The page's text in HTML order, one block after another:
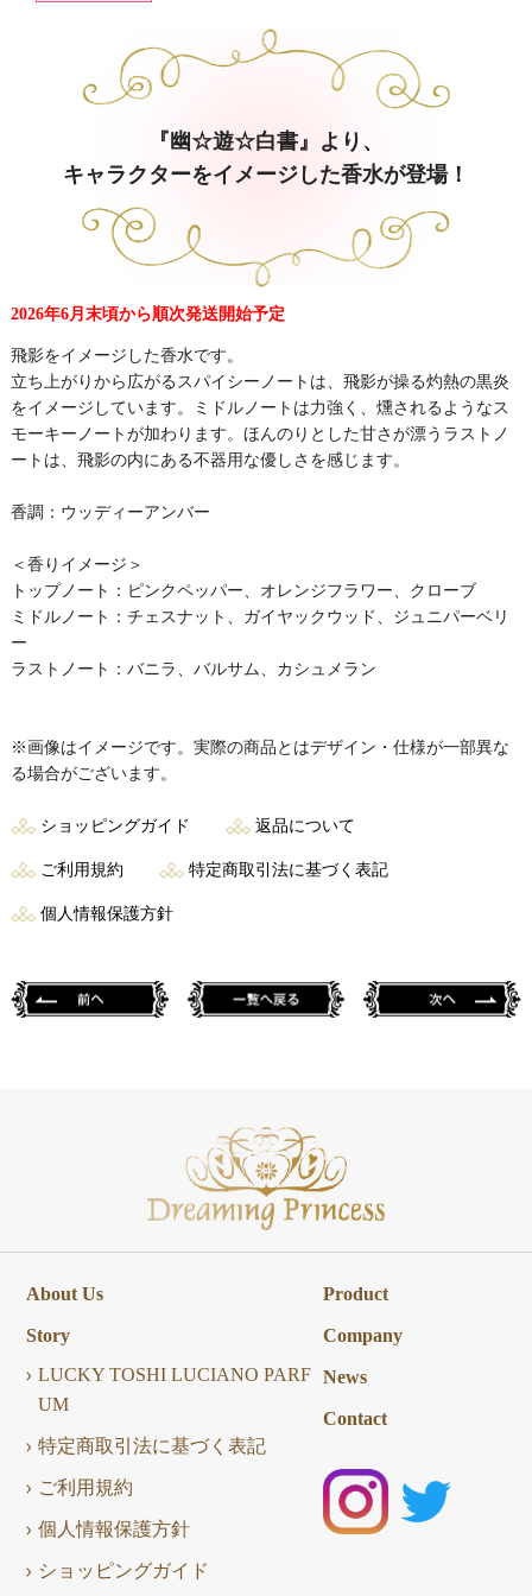
『幽☆遊☆白書』より、
キャラクターをイメージした香水が登場！
2026年6月末頃から順次発送開始予定
飛影をイメージした香水です。
立ち上がりから広がるスパイシーノートは、飛影が操る灼熱の黒炎
をイメージしています。ミドルノートは力強く、燻されるようなス
モーキーノートが加わります。ほんのりとした甘さが漂うラストノ
ートは、飛影の内にある不器用な優しさを感じます。
香調：ウッディーアンバー
＜香りイメージ＞
トップノート：ピンクペッパー、オレンジフラワー、クローブ
ミドルノート：チェスナット、ガイヤックウッド、ジュニパーベリ
ー
ラストノート：バニラ、バルサム、カシュメラン
※画像はイメージです。実際の商品とはデザイン・仕様が一部異な
る場合がございます。
ショッピングガイド 返品について
ご利用規約 特定商取引法に基づく表記
個人情報保護方針
About Us
Story
LUCKY TOSHI LUCIANO PARF
UM
特定商取引法に基づく表記
ご利用規約
個人情報保護方針
ショッピングガイド
Product
Company
News
Contact